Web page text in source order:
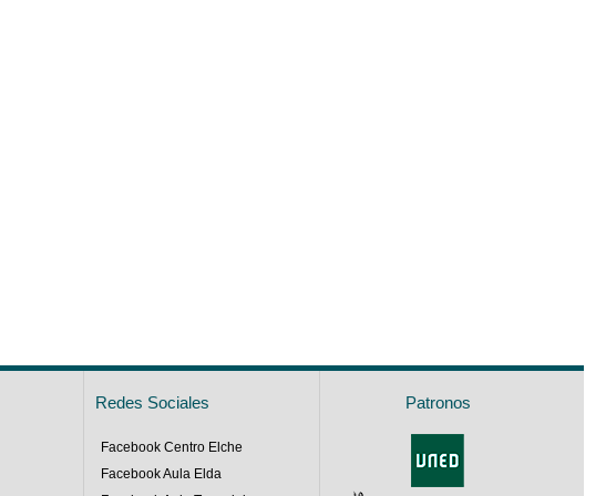
Redes Sociales
Facebook Centro Elche
Facebook Aula Elda
Patronos